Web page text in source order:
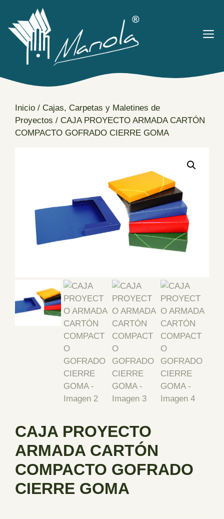
contenido
Inicio / Cajas, Carpetas y Maletines de
Proyectos / CAJA PROYECTO ARMADA CARTÓN
COMPACTO GOFRADO CIERRE GOMA
CAJA PROYECTO
ARMADA CARTÓN
COMPACTO GOFRADO
CIERRE GOMA